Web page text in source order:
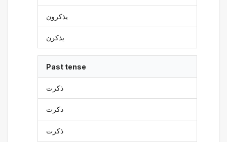
يذكرون
يذكرن
Past tense
ذكرت
ذكرت
ذكرت